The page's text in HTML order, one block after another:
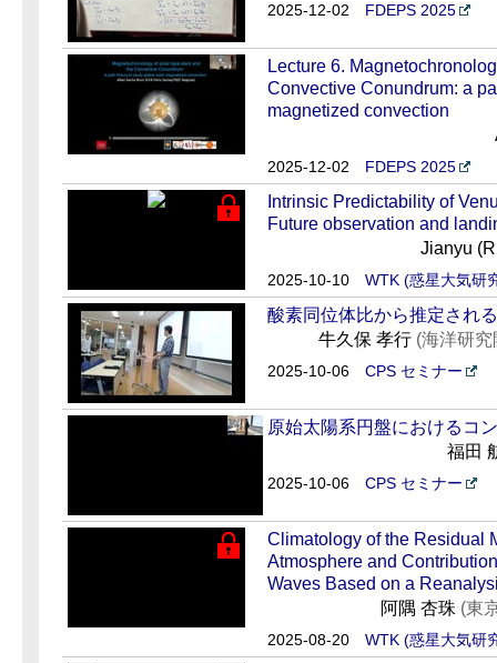
2025-12-02 FDEPS 2025
Lecture 6.
Convective Conundrum: a
magnetized convection
2025-12-02 FDEPS 2025
Intrinsic Predictability of
Future observation and
Jianyu
2025-10-10 WTK (惑星大気研
酸素同位体比から推定され
牛久保 孝行 (海洋研
2025-10-06 CPS セミナー
原始太陽系円盤におけるコ
福田
2025-10-06 CPS セミナー
Climatology of the Residual
Atmosphere and
Waves Based on a
阿隅 杏珠 (東
2025-08-20 WTK (惑星大気研